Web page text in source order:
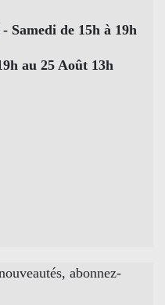
Samedi de 15h à 19h
au 25 Août 13h
abonnez-